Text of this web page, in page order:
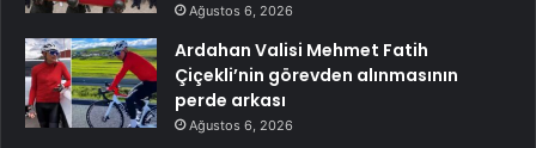
Ağustos 6, 2026
Ardahan Valisi Mehmet Fatih
Çiçekli’nin görevden alınmasının
perde arkası
Ağustos 6, 2026